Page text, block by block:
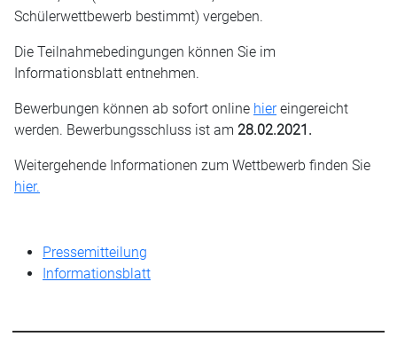
Schülerwettbewerb bestimmt) vergeben.
Die Teilnahmebedingungen können Sie im
Informationsblatt entnehmen.
Bewerbungen können ab sofort online hiereingereicht
werden. Bewerbungsschluss ist am 28.02.2021.
Weitergehende Informationen zum Wettbewerb finden Sie
hier.
Pressemitteilung
Informationsblatt